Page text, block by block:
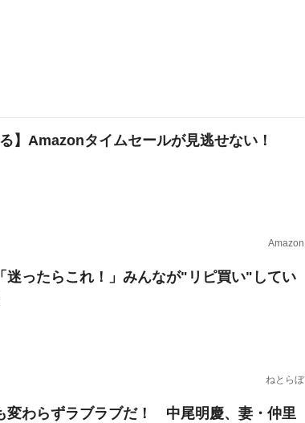
る】Amazonタイムセールが見逃せない！
Amazon
迷ったらこれ！」みんなが"リピ買い"してい
ねとらぼ
変わらずラブラブだ！ 中尾明慶、妻・仲里